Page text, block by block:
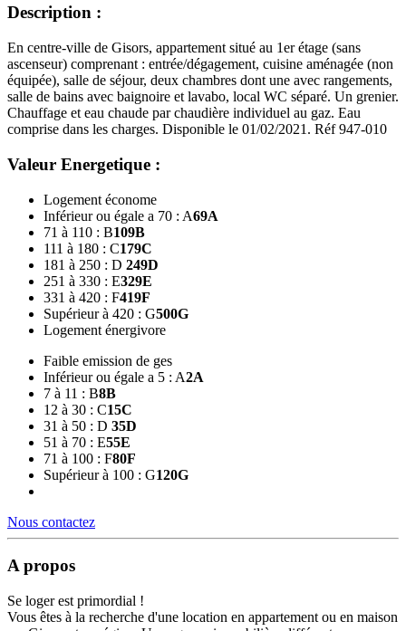
Description :
En centre-ville de Gisors, appartement situé au 1er étage (sans
ascenseur) comprenant : entrée/dégagement, cuisine aménagée (non
équipée), salle de séjour, deux chambres dont une avec rangements,
salle de bains avec baignoire et lavabo, local WC séparé. Un grenier.
Chauffage et eau chaude par chaudière individuel au gaz. Eau
comprise dans les charges. Disponible le 01/02/2021. Réf 947-010
Valeur Energetique :
Logement économe
Inférieur ou égale a 70 : A69A
71 à 110 : B109B
111 à 180 : C179C
181 à 250 : D 249D
251 à 330 : E329E
331 à 420 : F419F
Supérieur à 420 : G500G
Logement énergivore
Faible emission de ges
Inférieur ou égale a 5 : A2A
7 à 11 : B8B
12 à 30 : C15C
31 à 50 : D 35D
51 à 70 : E55E
71 à 100 : F80F
Supérieur à 100 : G120G
Nous contactez
A propos
Se loger est primordial !
Vous êtes à la recherche d'une location en appartement ou en maison